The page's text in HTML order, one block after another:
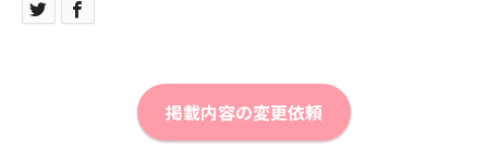
掲載内容の変更依頼